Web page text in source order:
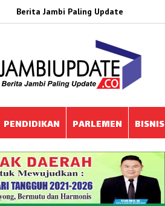
Berita Jambi Paling Update
PENDIDIKAN PARLEMEN BISNIS